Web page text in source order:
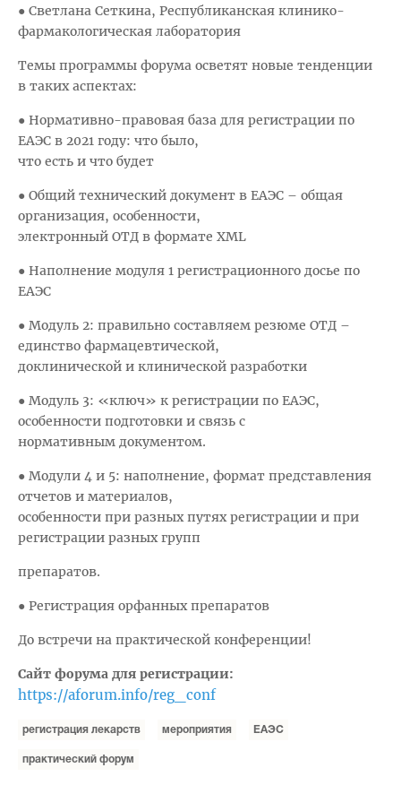
● Cветлана Сеткина, Республиканская клинико-
фармакологическая лаборатория
Темы программы форума осветят новые тенденции
в таких аспектах:
● Нормативно-правовая база для регистрации по
ЕАЭС в 2021 году: что было,
что есть и что будет
● Общий технический документ в ЕАЭС – общая
организация, особенности,
электронный ОТД в формате XML
● Наполнение модуля 1 регистрационного досье по
ЕАЭС
● Модуль 2: правильно составляем резюме ОТД –
единство фармацевтической,
доклинической и клинической разработки
● Модуль 3: «ключ» к регистрации по ЕАЭС,
особенности подготовки и связь с
нормативным документом.
● Модули 4 и 5: наполнение, формат представления
отчетов и материалов,
особенности при разных путях регистрации и при
регистрации разных групп
препаратов.
● Регистрация орфанных препаратов
До встречи на практической конференции!
Сайт форума для регистрации:
https://aforum.info/reg_conf
регистрация лекарств мероприятия ЕАЭС
практический форум